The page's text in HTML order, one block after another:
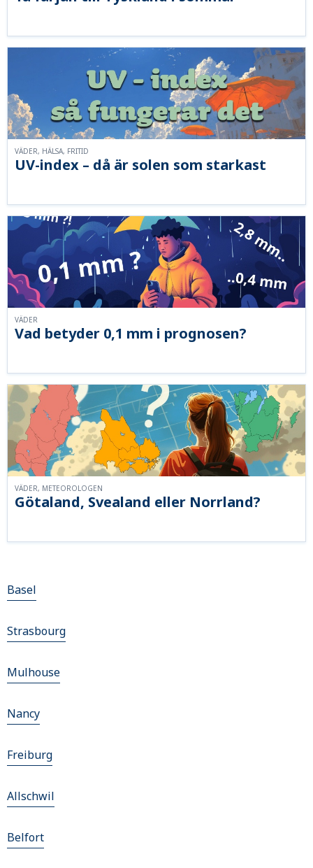
UV-index – då är solen som starkast
VÄDER, HÄLSA, FRITID
Vad betyder 0,1 mm i prognosen?
VÄDER
Götaland, Svealand eller Norrland?
VÄDER, METEOROLOGEN
Basel
Strasbourg
Mulhouse
Nancy
Freiburg
Allschwil
Belfort